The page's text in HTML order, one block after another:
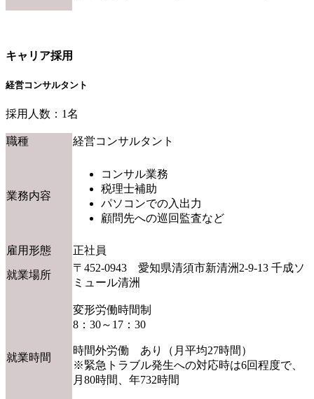
キャリア採用
経営コンサルタント
採用人数：1名
職種 経営コンサルタント
業務内容
コンサル業務
税理士補助
パソコンでの入出力
顧問先への巡回監査など
雇用形態 正社員
就業場所
〒452-0943 愛知県清須市新清洲2-9-13 千成ソ
ミュール清洲
就業時間
変形労働時間制
8：30～17：30
時間外労働 あり（月平均27時間）
※緊急トラブル発生への対応時は6回程度で、
月80時間、年732時間